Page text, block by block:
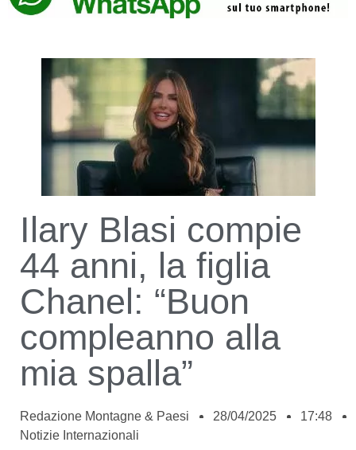
Ilary Blasi compie
44 anni, la figlia
Chanel: “Buon
compleanno alla
mia spalla”
Redazione Montagne & Paesi 28/04/2025
17:48
Notizie Internazionali